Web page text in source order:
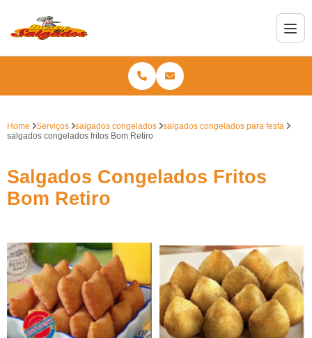
Home Serviços salgados congelados
salgados congelados para festa
salgados congelados fritos Bom Retiro
Salgados Congelados Fritos
Bom Retiro